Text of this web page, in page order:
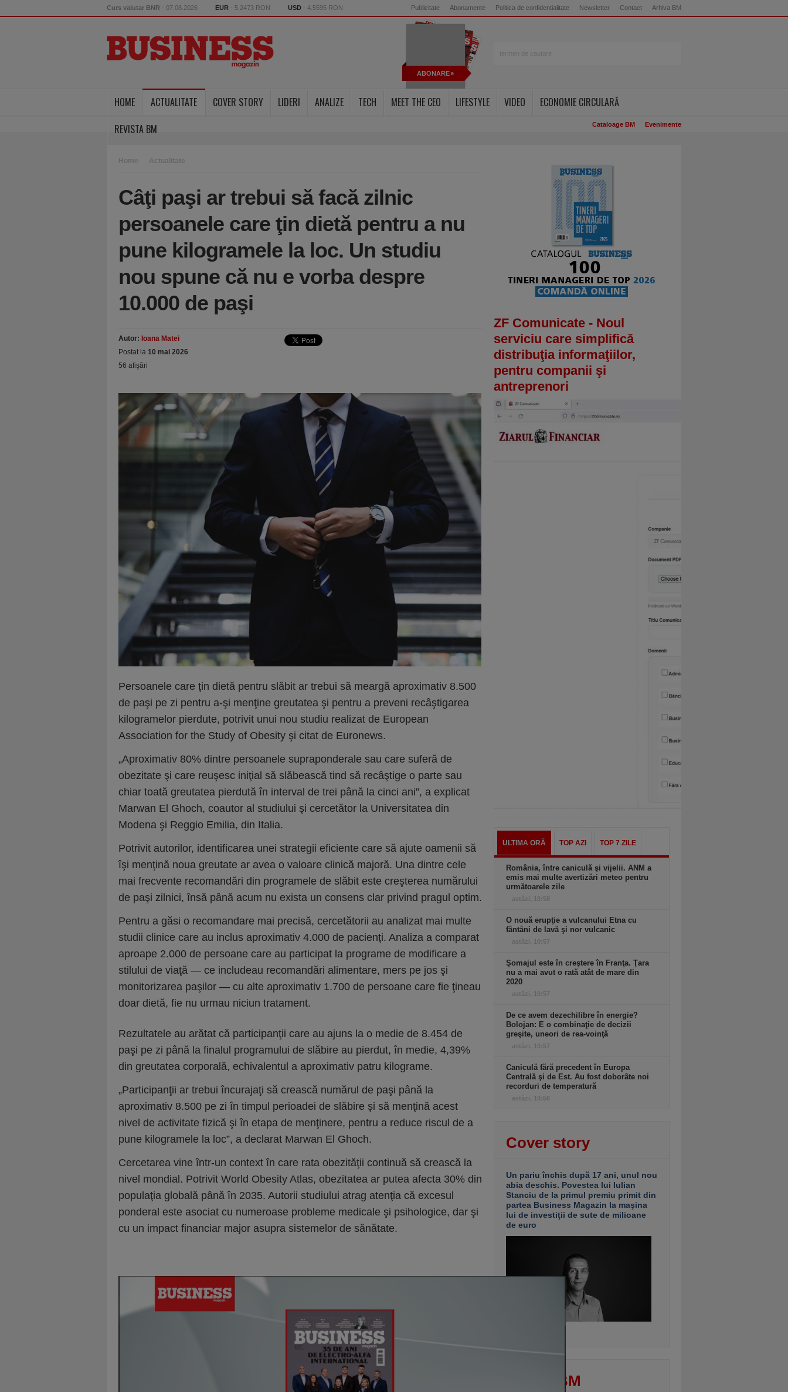
Curs valutar BNR - 07.08.2026 EUR - 5.2473 RON USD - 4.5595 RON Publicitate Abonamente Politica de confidentialitate Newsletter Contact Arhiva BM
ABONARE
HOME ACTUALITATE COVER STORY LIDERI ANALIZE TECH MEET THE CEO LIFESTYLE VIDEO
ECONOMIE CIRCULARĂ
REVISTA BM
Cataloage BM Evenimente
Home Actualitate
Câţi paşi ar trebui să facă zilnic
persoanele care ţin dietă pentru a nu
pune kilogramele la loc. Un studiu
nou spune că nu e vorba despre
10.000 de paşi
Autor: Ioana Matei
Postat la 10 mai 2026
56 afişări
Persoanele care ţin dietă pentru slăbit ar trebui să meargă aproximativ 8.500
de paşi pe zi pentru a-şi menţine greutatea şi pentru a preveni recâştigarea
kilogramelor pierdute, potrivit unui nou studiu realizat de European
Association for the Study of Obesity şi citat de Euronews.
„Aproximativ 80% dintre persoanele supraponderale sau care suferă de
obezitate şi care reuşesc iniţial să slăbească tind să recâştige o parte sau
chiar toată greutatea pierdută în interval de trei până la cinci ani”, a explicat
Marwan El Ghoch, coautor al studiului şi cercetător la Universitatea din
Modena şi Reggio Emilia, din Italia.
Potrivit autorilor, identificarea unei strategii eficiente care să ajute oamenii să
îşi menţină noua greutate ar avea o valoare clinică majoră. Una dintre cele
mai frecvente recomandări din programele de slăbit este creşterea numărului
de paşi zilnici, însă până acum nu exista un consens clar privind pragul optim.
Pentru a găsi o recomandare mai precisă, cercetătorii au analizat mai multe
studii clinice care au inclus aproximativ 4.000 de pacienţi. Analiza a comparat
aproape 2.000 de persoane care au participat la programe de modificare a
stilului de viaţă — ce includeau recomandări alimentare, mers pe jos şi
monitorizarea paşilor — cu alte aproximativ 1.700 de persoane care fie ţineau
doar dietă, fie nu urmau niciun tratament.
Rezultatele au arătat că participanţii care au ajuns la o medie de 8.454 de
paşi pe zi până la finalul programului de slăbire au pierdut, în medie, 4,39%
din greutatea corporală, echivalentul a aproximativ patru kilograme.
„Participanţii ar trebui încurajaţi să crească numărul de paşi până la
aproximativ 8.500 pe zi în timpul perioadei de slăbire şi să menţină acest
nivel de activitate fizică şi în etapa de menţinere, pentru a reduce riscul de a
pune kilogramele la loc”, a declarat Marwan El Ghoch.
Cercetarea vine într-un context în care rata obezităţii continuă să crească la
nivel mondial. Potrivit World Obesity Atlas, obezitatea ar putea afecta 30% din
populaţia globală până în 2035. Autorii studiului atrag atenţia că excesul
ponderal este asociat cu numeroase probleme medicale şi psihologice, dar şi
cu un impact financiar major asupra sistemelor de sănătate.
ZF Comunicate - Noul
serviciu care simplifică
distribuţia informaţiilor,
pentru companii şi
antreprenori
ULTIMA ORĂ TOP AZI TOP 7 ZILE
România, între caniculă şi vijelii. ANM a
emis mai multe avertizări meteo pentru
următoarele zile
astăzi, 10:58
O nouă erupţie a vulcanului Etna cu
fântâni de lavă şi nor vulcanic
astăzi, 10:57
Şomajul este în creştere în Franţa. Ţara
nu a mai avut o rată atât de mare din
2020
astăzi, 10:57
De ce avem dezechilibre în energie?
Bolojan: E o combinaţie de decizii
greşite, uneori de rea-voinţă
astăzi, 10:57
Caniculă fără precedent în Europa
Centrală şi de Est. Au fost doborâte noi
recorduri de temperatură
astăzi, 10:56
Cover story
Un pariu închis după 17 ani, unul nou
abia deschis. Povestea lui Iulian
Stanciu de la primul premiu primit din
partea Business Magazin la maşina
lui de investiţii de sute de milioane
de euro
VIDEO BM